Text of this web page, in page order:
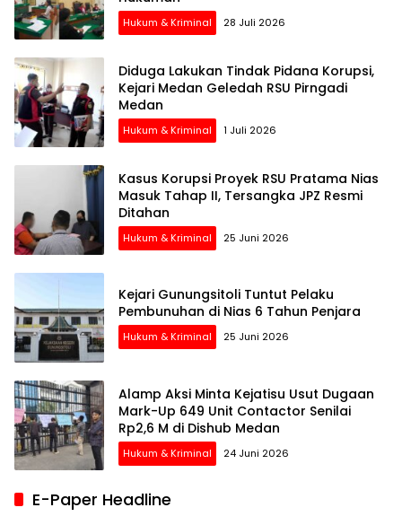
Hukum & Kriminal 28 Juli 2026
Diduga Lakukan Tindak Pidana Korupsi,
Kejari Medan Geledah RSU Pirngadi
Medan
Hukum & Kriminal 1 Juli 2026
Kasus Korupsi Proyek RSU Pratama Nias
Masuk Tahap II, Tersangka JPZ Resmi
Ditahan
Hukum & Kriminal 25 Juni 2026
Kejari Gunungsitoli Tuntut Pelaku
Pembunuhan di Nias 6 Tahun Penjara
Hukum & Kriminal 25 Juni 2026
Alamp Aksi Minta Kejatisu Usut Dugaan
Mark-Up 649 Unit Contactor Senilai
Rp2,6 M di Dishub Medan
Hukum & Kriminal 24 Juni 2026
E-Paper Headline